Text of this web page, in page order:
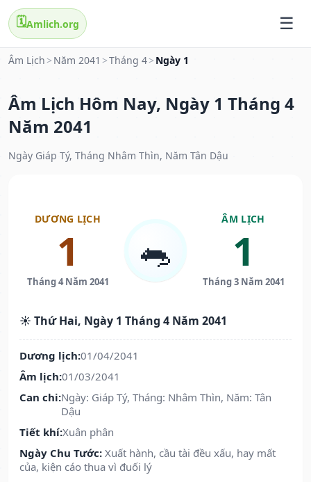
🗓️Amlich.org
Âm Lịch > Năm 2041 >Tháng 4> Ngày 1
Âm Lịch Hôm Nay, Ngày 1 Tháng 4
Năm 2041
Ngày Giáp Tý, Tháng Nhâm Thìn, Năm Tân Dậu
DƯƠNG LỊCH
1
Tháng 4 Năm 2041
🐀
ÂM LỊCH
1
Tháng 3 Năm 2041
☀️ Thứ Hai, Ngày 1 Tháng 4 Năm 2041
Dương lịch:01/04/2041
Âm lịch:01/03/2041
Can chi:Ngày: Giáp Tý, Tháng: Nhâm Thìn, Năm: Tân
Dậu
Tiết khí:Xuân phân
Ngày Chu Tước: Xuất hành, cầu tài đều xấu, hay mất
của, kiện cáo thua vì đuối lý